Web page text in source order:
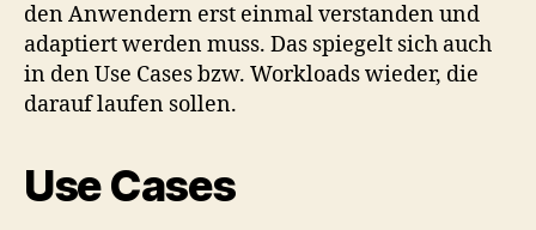
den Anwendern erst einmal verstanden und
adaptiert werden muss. Das spiegelt sich auch
in den Use Cases bzw. Workloads wieder, die
darauf laufen sollen.
Use Cases